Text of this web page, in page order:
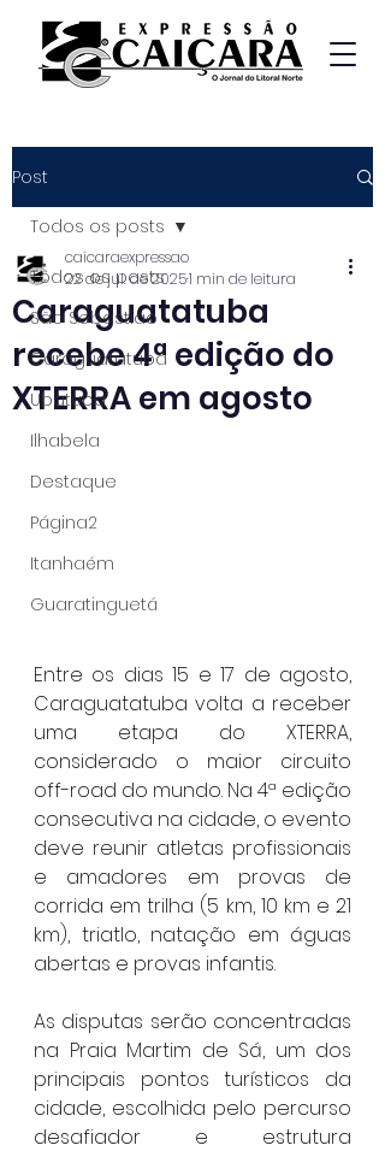
Post
Todos os posts
São Sebastião
Caraguatatuba
Ubatuba
Ilhabela
Destaque
Página2
Itanhaém
Guaratinguetá
Todos os posts
Caraguatatuba
recebe 4ª edição do
XTERRA em agosto
caicaraexpressao
22 de jul. de 20251 min de leitura
Entre os dias 15 e 17 de agosto,
Caraguatatuba volta a receber
uma etapa do XTERRA,
considerado o maior circuito
off-road do mundo. Na 4ª edição
consecutiva na cidade, o evento
deve reunir atletas profissionais
e amadores em provas de
corrida em trilha (5 km, 10 km e 21
km), triatlo, natação em águas
abertas e provas infantis.
As disputas serão concentradas
na Praia Martim de Sá, um dos
principais pontos turísticos da
cidade, escolhida pelo percurso
desafiador e estrutura